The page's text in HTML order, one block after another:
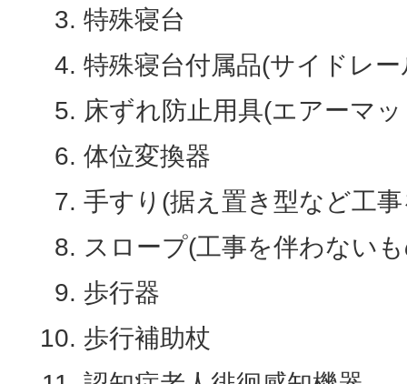
特殊寝台
特殊寝台付属品(サイドレ
床ずれ防止用具(エアーマ
体位変換器
手すり(据え置き型など工
スロープ(工事を伴わない
歩行器
歩行補助杖